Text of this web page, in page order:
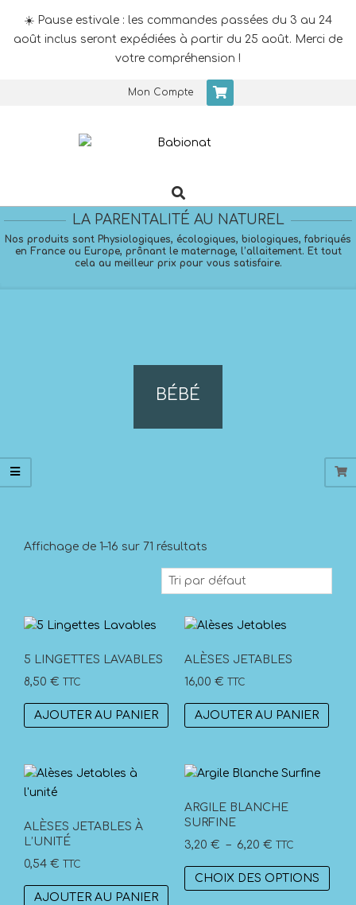
☀️ Pause estivale : les commandes passées du 3 au 24
août inclus seront expédiées à partir du 25 août. Merci de
votre compréhension !
Mon Compte
Navigation
Search
LA PARENTALITÉ AU NATUREL
Nos produits sont Physiologiques, écologiques, biologiques, fabriqués
en France ou Europe, prônant le maternage, l’allaitement. Et tout
cela au meilleur prix pour vous satisfaire.
BÉBÉ
Affichage de 1–16 sur 71 résultats
5 LINGETTES LAVABLES
8,50 € TTC
AJOUTER AU PANIER
ALÈSES JETABLES
16,00 € TTC
AJOUTER AU PANIER
ALÈSES JETABLES À
L’UNITÉ
0,54 € TTC
AJOUTER AU PANIER
ARGILE BLANCHE
SURFINE
3,20 € – 6,20 €Plage
de
prix :
TTC
CHOIX DES OPTIONS
Ce